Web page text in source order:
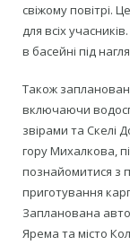
свіжому повітрі.
для всіх
в басейні під
Також заплановані
включаючи
звірами та Скелі
гору Михалкова,
познайомитися з
приготування
Запланована
Ярема та місто